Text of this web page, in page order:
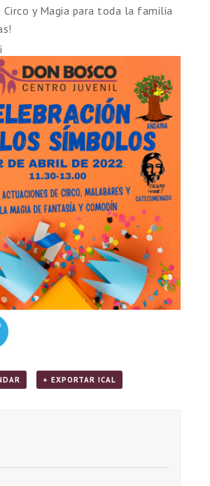
Circo y Magia para toda la familia
+ EXPORTAR ICAL